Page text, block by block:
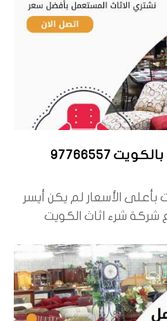
97766557
الأسعار لم يكن أيسر
شركة شرء اثاث الكويت